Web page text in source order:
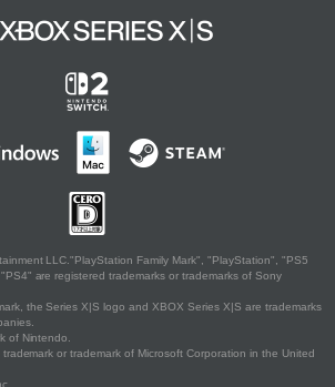
LLC."PlayStation Family Mark", "PlayStation", "PS5
are registered trademarks or trademarks of Sony
the Series X|S logo and XBOX Series X|S are trademarks
of Nintendo.
or trademark of Microsoft Corporation in the United